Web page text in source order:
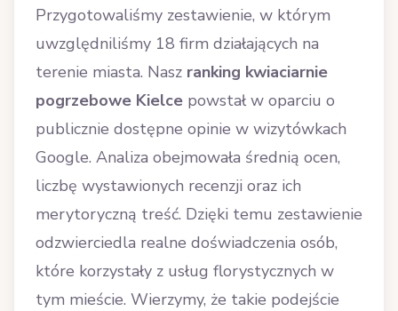
Przygotowaliśmy zestawienie, w którym
uwzględniliśmy 18 firm działających na
terenie miasta. Nasz ranking kwiaciarnie
pogrzebowe Kielce powstał w oparciu o
publicznie dostępne opinie w wizytówkach
Google. Analiza obejmowała średnią ocen,
liczbę wystawionych recenzji oraz ich
merytoryczną treść. Dzięki temu zestawienie
odzwierciedla realne doświadczenia osób,
które korzystały z usług florystycznych w
tym mieście. Wierzymy, że takie podejście